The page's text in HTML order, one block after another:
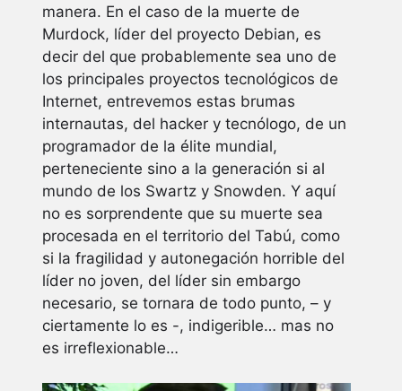
manera. En el caso de la muerte de
Murdock, líder del proyecto Debian, es
decir del que probablemente sea uno de
los principales proyectos tecnológicos de
Internet, entrevemos estas brumas
internautas, del hacker y tecnólogo, de un
programador de la élite mundial,
perteneciente sino a la generación si al
mundo de los Swartz y Snowden. Y aquí
no es sorprendente que su muerte sea
procesada en el territorio del Tabú, como
si la fragilidad y autonegación horrible del
líder no joven, del líder sin embargo
necesario, se tornara de todo punto, – y
ciertamente lo es -, indigerible… mas no
es irreflexionable…